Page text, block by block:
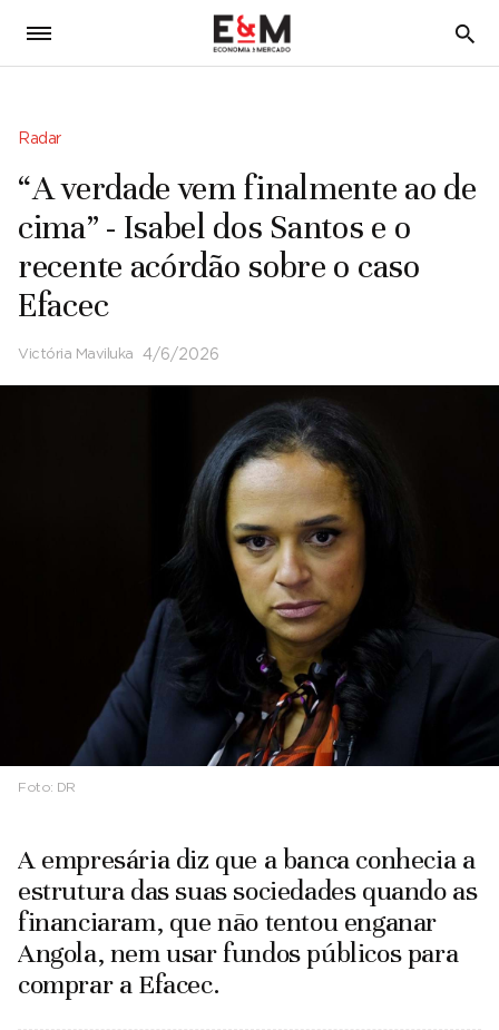
5
Radar
“A verdade vem finalmente ao de
cima” - Isabel dos Santos e o
recente acórdão sobre o caso
Efacec
Victória Maviluka 4/6/2026
Foto: DR
A empresária diz que a banca conhecia a
estrutura das suas sociedades quando as
financiaram, que não tentou enganar
Angola, nem usar fundos públicos para
comprar a Efacec.